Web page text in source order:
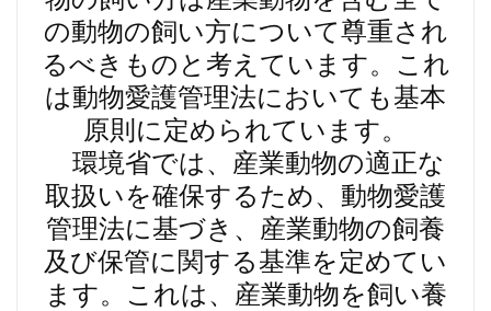
の動物の飼い方について尊重され
るべきものと考えています。これ
は動物愛護管理法においても基本
原則に定められています。
環境省では、産業動物の適正な
取扱いを確保するため、動物愛護
管理法に基づき、産業動物の飼養
及び保管に関する基準を定めてい
ます。これは、産業動物を飼い養